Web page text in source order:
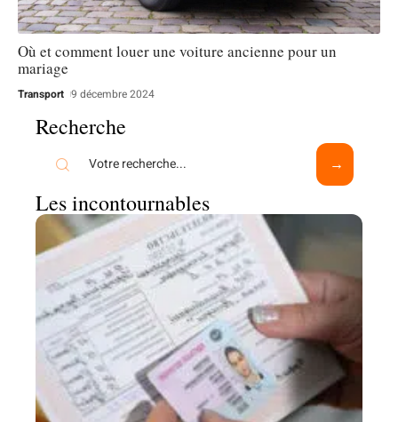
Où et comment louer une voiture ancienne pour un
mariage
Transport 9 décembre 2024
Recherche
Les incontournables